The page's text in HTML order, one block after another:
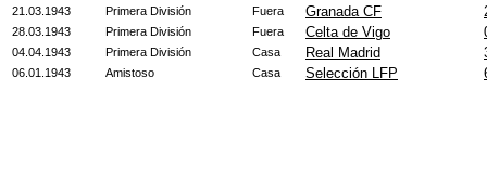
21.03.1943 Primera División Fuera Granada CF
28.03.1943 Primera División Fuera Celta de Vigo
04.04.1943 Primera División Casa Real Madrid
06.01.1943 Amistoso Casa Selección LFP